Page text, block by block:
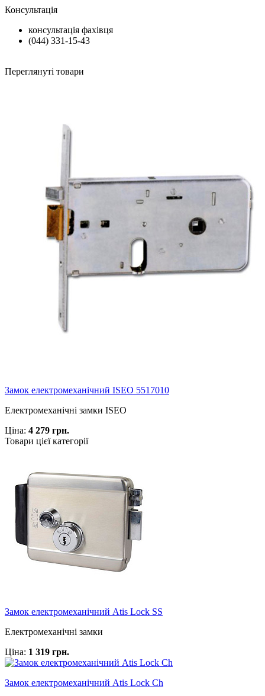
Консультація
консультація фахівця
(044) 331-15-43
Переглянуті товари
Замок електромеханічний ISEO 5517010
Електромеханічні замки ISEO
Ціна: 4 279 грн.
Товари цієї категорії
Замок електромеханічний Atis Lock SS
Електромеханічні замки
Ціна: 1 319 грн.
Замок електромеханічний Atis Lock Ch